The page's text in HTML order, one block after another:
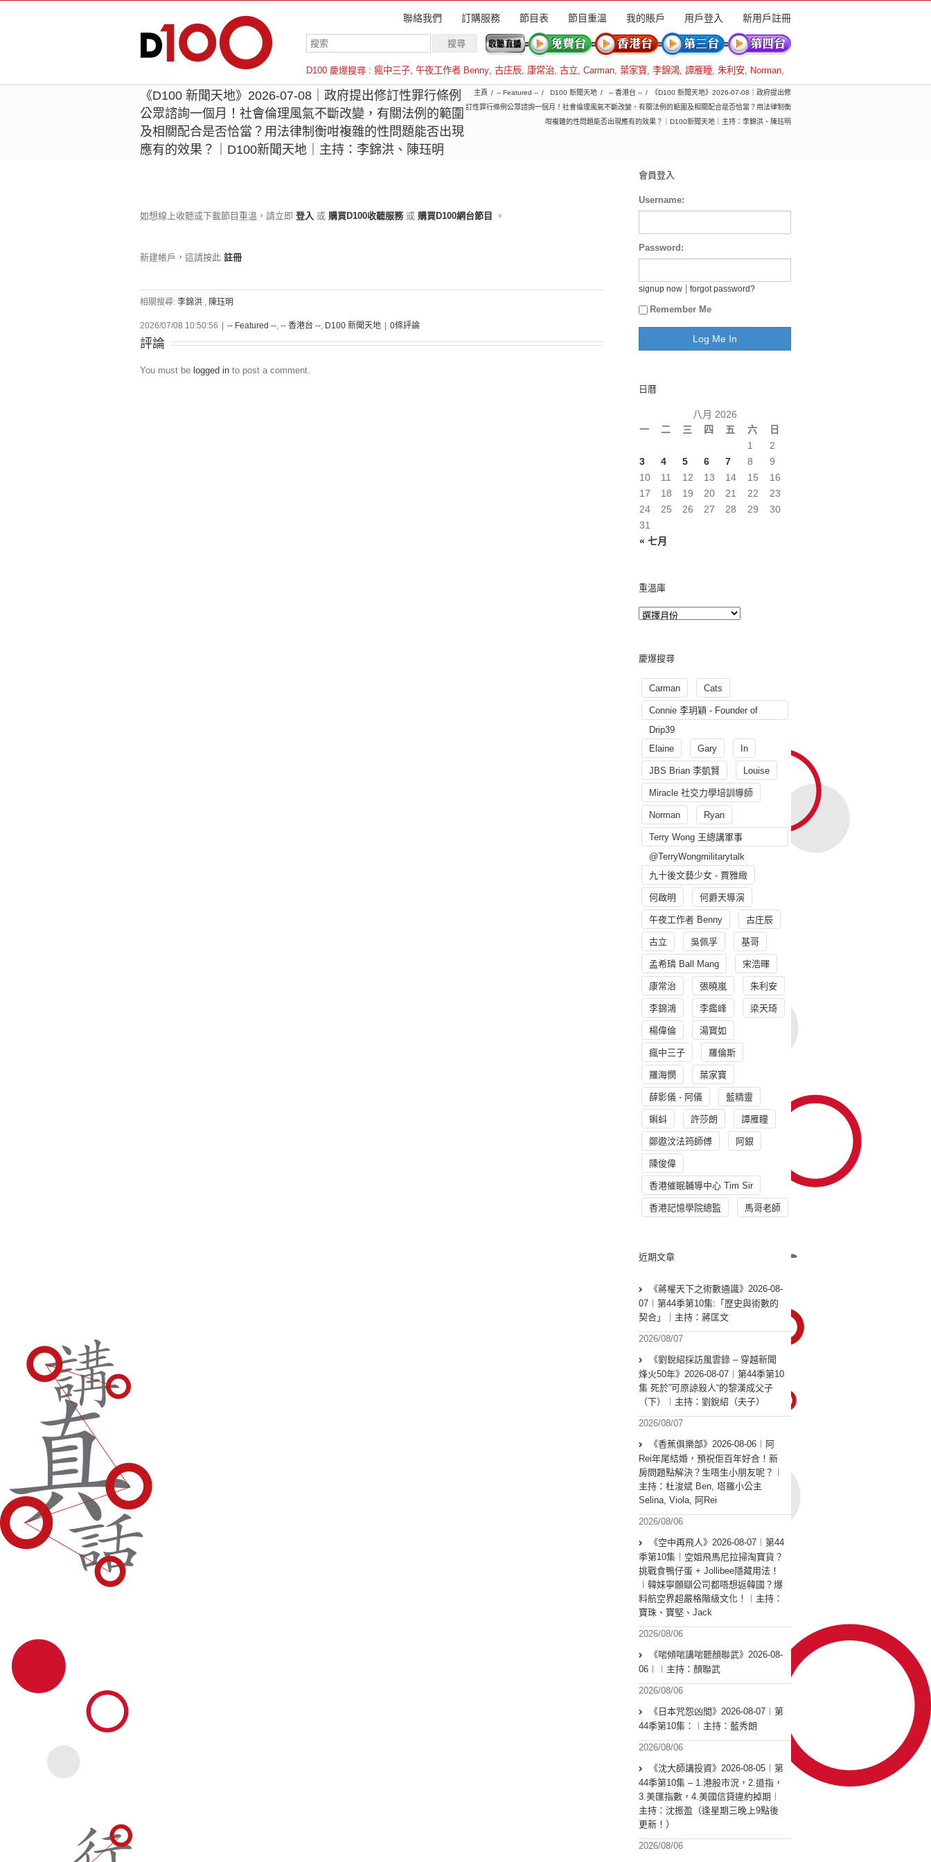
聯絡我們 訂購服務 節目表 節目重溫 我的賬戶 用戶登入 新用戶註冊
D100 慶爆搜尋 : 瘋中三子, 午夜工作者 Benny, 古庄辰, 康常治, 古立, Carman, 葉家寶, 李錦鴻, 譚雁瞳, 朱利安, Norman,
羅倫斯
《D100 新聞天地》2026-07-08｜政府提出修訂性罪行條例
公眾諮詢一個月！社會倫理風氣不斷改變，有關法例的範圍
及相關配合是否恰當？用法律制衡咁複雜的性問題能否出現
應有的效果？｜D100新聞天地｜主持：李錦洪、陳珏明
主頁 -- Featured -- D100 新聞天地 -- 香港台 --
《D100 新聞天地》2026-07-08｜政府提出修
訂性罪行條例公眾諮詢一個月！社會倫理風氣不斷改變，有關法例的範圍及相關配合是否恰當？用法律制衡
咁複雜的性問題能否出現應有的效果？｜D100新聞天地｜主持：李錦洪、陳珏明
如想線上收聽或下載節目重溫，請立即 登入 或 購買D100收聽服務 或 購買D100網台節目 。
新建帳戶，這請按此 註冊
相關搜尋: 李錦洪 , 陳珏明
2026/07/08 10:50:56 -- Featured --, -- 香港台 --, D100 新聞天地 0條評論
評論
You must be logged in to post a comment.
會員登入
Username:
Password:
signup now forgot password?
Remember Me
日曆
八月 2026
一
二 三 四 五 六 日
« 七月
1
2
3
4 5 6 7 8
9
10
11 12 13 14 15
16
17
18 19 20 21 22
23
24
25 26 27 28 29
30
31
重溫庫
慶爆搜尋
Carman Cats
Connie 李玥穎 - Founder of
Drip39
Elaine
Gary In
JBS Brian 李凱賢 Louise
Miracle 社交力學培訓導師
Norman Ryan
Terry Wong 王總講軍事
@TerryWongmilitarytalk
九十後文藝少女 - 賈雅緻
何啟明 何爵天導演
午夜工作者 Benny 古庄辰
古立 吳佩孚 基哥
孟希璘 Ball Mang 宋浩暉
康常治 張曉嵐 朱利安
李錦鴻 李鑑峰 梁天琦
楊偉倫 湯寳如
瘋中三子 羅倫斯
羅海憫 葉家寶
薛影儀 - 阿儀 藍精靈
蝌蚪 許莎朗 譚雁瞳
鄭遨汶法筠師傅 阿銀
陳俊偉
香港催眠輔導中心 Tim Sir
香港記憶學院總監 馬哥老師
近期文章
《蔣權天下之術數通識》2026-08-
07︱第44季第10集:「歴史與術數的
契合」｜主持：蔣匡文
2026/08/07
《劉銳紹採訪風雲錄 – 穿越新聞
烽火50年》2026-08-07︱第44季第10
集 死於”可原諒殺人“的黎漢成父子
（下）︱主持：劉銳紹（夫子）
2026/08/07
《香蕉俱樂部》2026-08-06︱阿
Rei年尾結婚，預祝佢百年好合！新
房問題點解決？生唔生小朋友呢？︱
主持：杜浚斌 Ben, 塔羅小公主
Selina, Viola, 阿Rei
2026/08/06
《空中再飛人》2026-08-07︱第44
季第10集｜空姐飛馬尼拉掃淘寶貨？
挑戰食鴨仔蛋 + Jollibee隱藏用法！
︱韓妹寧願瞓公司都唔想返韓國？爆
料航空界超嚴格階級文化！︱主持：
寶珠、寶堅、Jack
2026/08/06
《啱傾啱講啱聽顏聯武》2026-08-
06︱︱主持：顏聯武
2026/08/06
《日本咒怨凶間》2026-08-07︱第
44季第10集：︱主持：藍秀朗
2026/08/06
《沈大師講投資》2026-08-05︱第
44季第10集 – 1.港股市況，2.道指，
3.美匯指數，4.美國信貸違約掉期︱
主持：沈振盈（逢星期三晚上9點後
更新！）
2026/08/06